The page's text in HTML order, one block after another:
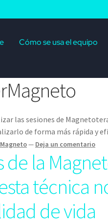
Cómo se usa el equipo
las sesiones de
de forma más rápida y
— Deja un comentario
de la
técnica
de vida